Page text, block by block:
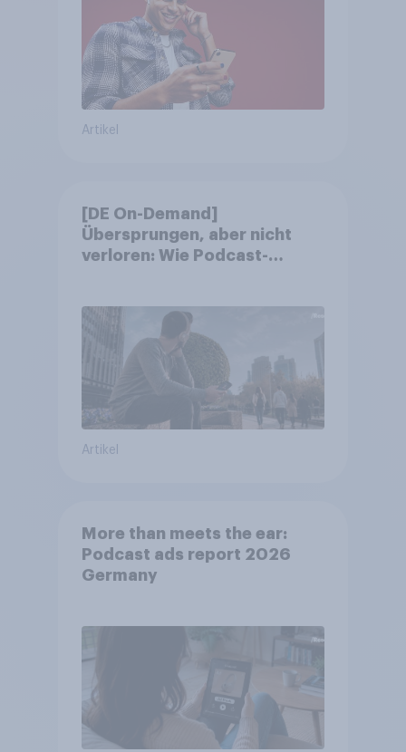
Artikel
[DE On-Demand]
Übersprungen, aber nicht
verloren: Wie Podcast-
Artikel
More than meets the ear:
Podcast ads report 2026
Germany